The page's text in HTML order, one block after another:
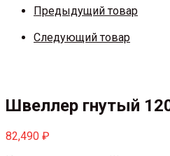
Предыдущий товар
Следующий товар
Швеллер гнутый
82,490 ₽